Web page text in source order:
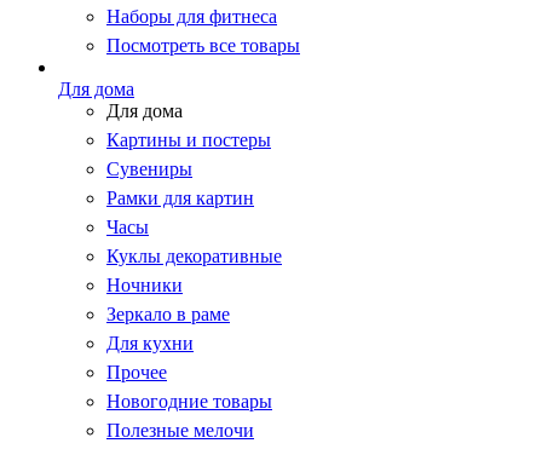
Наборы для фитнеса
Посмотреть все товары
Для дома
Для дома
Картины и постеры
Сувениры
Рамки для картин
Часы
Куклы декоративные
Ночники
Зеркало в раме
Для кухни
Прочее
Новогодние товары
Полезные мелочи